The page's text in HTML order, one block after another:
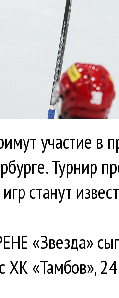
участие в
Турнир
станут
«Звезда»
ХК «Тамбов»,